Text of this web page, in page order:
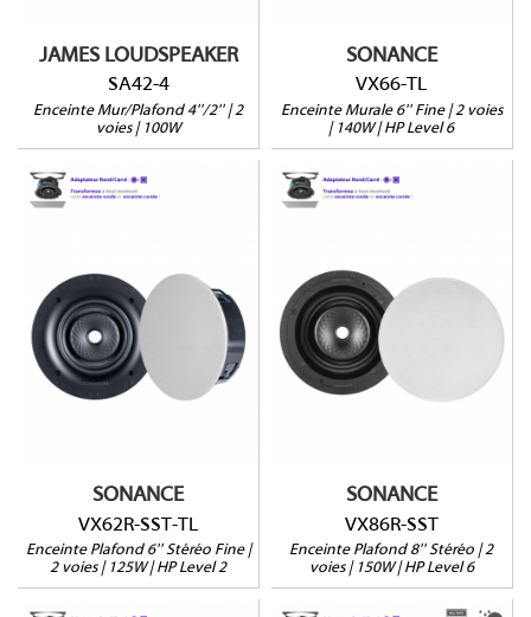
JAMES LOUDSPEAKER
SA42-4
Enceinte Mur/Plafond 4''/2'' | 2
voies | 100W
SONANCE
VX66-TL
Enceinte Murale 6'' Fine | 2 voies
| 140W | HP Level 6
SONANCE
VX62R-SST-TL
Enceinte Plafond 6'' Stéréo Fine |
2 voies | 125W | HP Level 2
Enceinte stéréo
Montage 1 étape
Grille ronde ou carrée
SONANCE
VX86R-SST
Enceinte Plafond 8'' Stéréo | 2
voies | 150W | HP Level 6
Enceinte stéréo
Montage 1 ou 2 étapes
Grille ronde ou carrée
Profondeur : 140mm